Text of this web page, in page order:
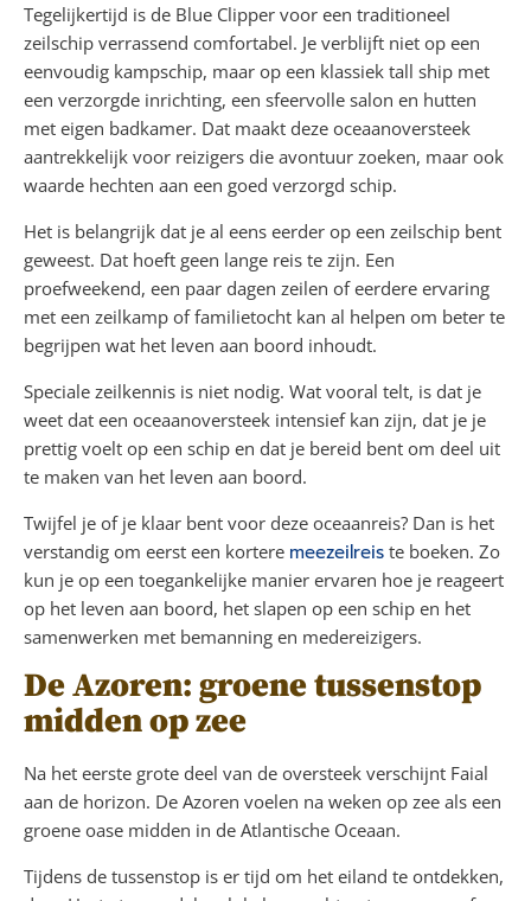
Tegelijkertijd is de Blue Clipper voor een traditioneel
zeilschip verrassend comfortabel. Je verblijft niet op een
eenvoudig kampschip, maar op een klassiek tall ship met
een verzorgde inrichting, een sfeervolle salon en hutten
met eigen badkamer. Dat maakt deze oceaanoversteek
aantrekkelijk voor reizigers die avontuur zoeken, maar ook
waarde hechten aan een goed verzorgd schip.
Het is belangrijk dat je al eens eerder op een zeilschip bent
geweest. Dat hoeft geen lange reis te zijn. Een
proefweekend, een paar dagen zeilen of eerdere ervaring
met een zeilkamp of familietocht kan al helpen om beter te
begrijpen wat het leven aan boord inhoudt.
Speciale zeilkennis is niet nodig. Wat vooral telt, is dat je
weet dat een oceaanoversteek intensief kan zijn, dat je je
prettig voelt op een schip en dat je bereid bent om deel uit
te maken van het leven aan boord.
Twijfel je of je klaar bent voor deze oceaanreis? Dan is het
verstandig om eerst een kortere meezeilreis te boeken. Zo
kun je op een toegankelijke manier ervaren hoe je reageert
op het leven aan boord, het slapen op een schip en het
samenwerken met bemanning en medereizigers.
De Azoren: groene tussenstop
midden op zee
Na het eerste grote deel van de oversteek verschijnt Faial
aan de horizon. De Azoren voelen na weken op zee als een
groene oase midden in de Atlantische Oceaan.
Tijdens de tussenstop is er tijd om het eiland te ontdekken,